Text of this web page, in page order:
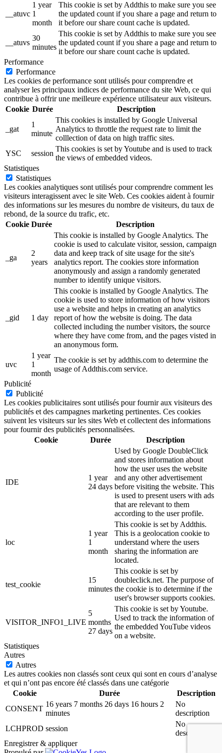
__atuvc
1 year
1
month
This cookie is set by Addthis to make sure you see
the updated count if you share a page and return to
it before our share count cache is updated.
__atuvs
30
minutes
This cookie is set by Addthis to make sure you see
the updated count if you share a page and return to
it before our share count cache is updated.
Performance
Performance
Les cookies de performance sont utilisés pour comprendre et
analyser les principaux indices de performance du site Web, ce qui
contribue à offrir une meilleure expérience utilisateur aux visiteurs.
Cookie Durée Description
_gat
1
minute
This cookies is installed by Google Universal
Analytics to throttle the request rate to limit the
colllection of data on high traffic sites.
YSC
session
This cookies is set by Youtube and is used to track
the views of embedded videos.
Statistiques
Statistiques
Les cookies analytiques sont utilisés pour comprendre comment les
visiteurs interagissent avec le site Web. Ces cookies aident à fournir
des informations sur les mesures du nombre de visiteurs, du taux de
rebond, de la source du trafic, etc.
Cookie Durée Description
_ga
2
years
This cookie is installed by Google Analytics. The
cookie is used to calculate visitor, session, campaign
data and keep track of site usage for the site's
analytics report. The cookies store information
anonymously and assign a randomly generated
number to identify unique visitors.
_gid 1 day
This cookie is installed by Google Analytics. The
cookie is used to store information of how visitors
use a website and helps in creating an analytics
report of how the website is doing. The data
collected including the number visitors, the source
where they have come from, and the pages visted in
an anonymous form.
uvc
1 year
1
month
The cookie is set by addthis.com to determine the
usage of Addthis.com service.
Publicité
Publicité
Les cookies publicitaires sont utilisés pour fournir aux visiteurs des
publicités et des campagnes marketing pertinentes. Ces cookies
suivent les visiteurs sur les sites Web et collectent des informations
pour fournir des publicités personnalisées.
Cookie
Durée Description
IDE
1 year
24 days
Used by Google DoubleClick
and stores information about
how the user uses the website
and any other advertisement
before visiting the website. This
is used to present users with ads
that are relevant to them
according to the user profile.
loc
1 year
1
month
This cookie is set by Addthis.
This is a geolocation cookie to
understand where the users
sharing the information are
located.
test_cookie
15
minutes
This cookie is set by
doubleclick.net. The purpose of
the cookie is to determine if the
user's browser supports cookies.
VISITOR_INFO1_LIVE
5
months
27 days
This cookie is set by Youtube.
Used to track the information of
the embedded YouTube videos
on a website.
Statistiques
Autres
Autres
Les autres cookies non classés sont ceux qui sont en cours d’analyse
et qui n’ont pas encore été classés dans une catégorie
Cookie
Durée
Description
CONSENT
16 years 7 months 26 days 16 hours 2
minutes
No
description
LCHPROD session
No
description
Enregistrer & appliquer